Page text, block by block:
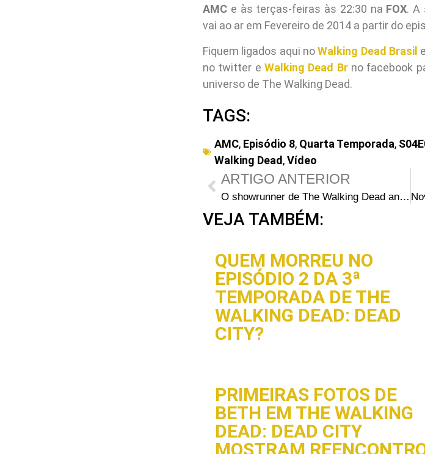
AMC e às terças-feiras às 22:30 na FOX. A
vai ao ar em Fevereiro de 2014 a partir do
Fiquem ligados aqui noWalking Dead Brasil
no twitter e Walking Dead Brno facebook
universo de The Walking Dead.
TAGS:
AMC, Episódio 8, Quarta Temporada,
Walking Dead ,Vídeo
ARTIGO ANTERIOR
O showrunner de The Walking Dead antecipa um midseason finale mortal e ‘explosivo’
VEJA TAMBÉM:
QUEM MORREU NO
EPISÓDIO 2 DA 3ª
TEMPORADA DE THE
WALKING DEAD: DEAD
CITY?
PRIMEIRAS FOTOS DE
BETH EM THE WALKING
DEAD: DEAD CITY
MOSTRAM